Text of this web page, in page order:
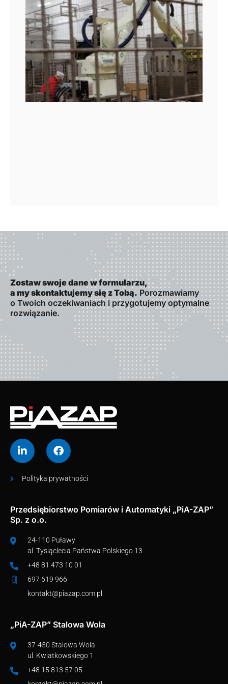
Zostaw swoje dane w formularzu,
a my skontaktujemy się z Tobą. Porozmawiamy
o Twoich oczekiwaniach i przygotujemy optymalne
rozwiązanie.
Polityka prywatności
Przedsiębiorstwo Pomiarów i Automatyki „PiA-ZAP”
Sp. z o.o.
24-110 Puławy
al. Tysiąclecia Państwa Polskiego 13
+48 81 473 10 01
697 619 966
kontakt@piazap.com.pl
„PiA-ZAP” Stalowa Wola
37-450 Stalowa Wola
ul. Kwiatkowskiego 1
+48 15 813 57 05